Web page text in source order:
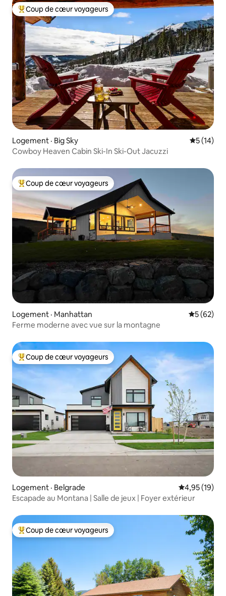
Coup de cœur voyageurs parmi les plus aimés
Coup de cœur voyageurs
Logement · Big Sky Note
5 (14)
Cowboy Heaven Cabin Ski-In Ski-Out Jacuzzi
Coup de cœur voyageurs parmi les plus aimés
Coup de cœur voyageurs
Logement · Manhattan Note
5 (62)
Ferme moderne avec vue sur la montagne
Coup de cœur voyageurs parmi les plus aimés
Coup de cœur voyageurs
Logement · Belgrade Note
4,95 (19)
Escapade au Montana | Salle de jeux | Foyer extérieur
Coup de cœur voyageurs parmi les plus aimés
Coup de cœur voyageurs